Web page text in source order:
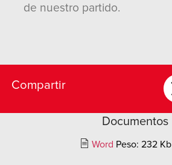
de nuestro partido.
Compartir
Documentos
Word Peso: 232 Kb